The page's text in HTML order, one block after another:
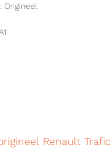
Origineel
Renault Trafic